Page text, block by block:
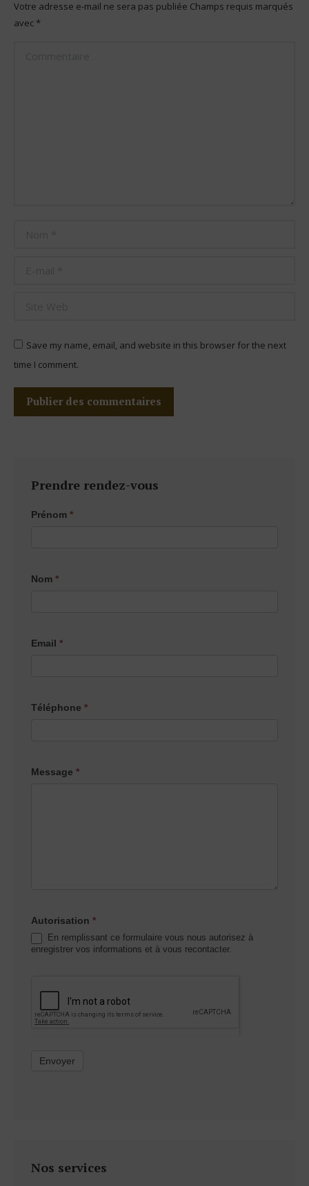
Votre adresse e-mail ne sera pas publiée Champs requis marqués
avec *
Save my name, email, and website in this browser for the next
time I comment.
Publier des commentaires
Prendre rendez-vous
Page
Prénom *
Nom *
Email *
Téléphone *
Message *
Autorisation *
En remplissant ce formulaire vous nous autorisez à
enregistrer vos informations et à vous recontacter.
Envoyer
Nos services